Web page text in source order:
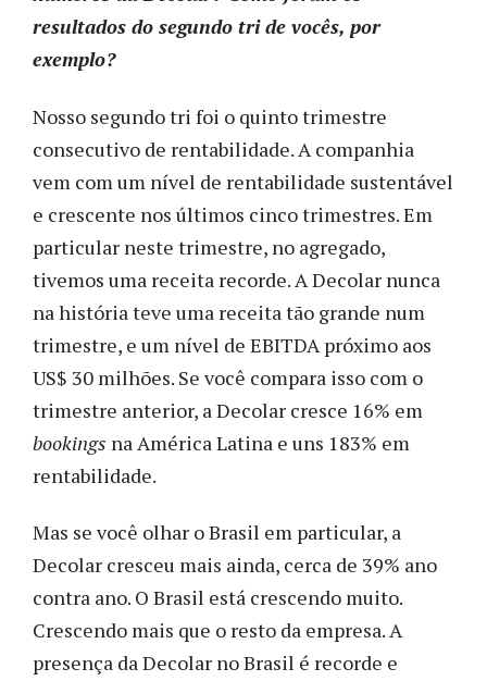
resultados do segundo tri de vocês, por
exemplo?
Nosso segundo tri foi o quinto trimestre
consecutivo de rentabilidade. A companhia
vem com um nível de rentabilidade sustentável
e crescente nos últimos cinco trimestres. Em
particular neste trimestre, no agregado,
tivemos uma receita recorde. A Decolar nunca
na história teve uma receita tão grande num
trimestre, e um nível de EBITDA próximo aos
US$ 30 milhões. Se você compara isso com o
trimestre anterior, a Decolar cresce 16% em
bookings na América Latina e uns 183% em
rentabilidade.
Mas se você olhar o Brasil em particular, a
Decolar cresceu mais ainda, cerca de 39% ano
contra ano. O Brasil está crescendo muito.
Crescendo mais que o resto da empresa. A
presença da Decolar no Brasil é recorde e